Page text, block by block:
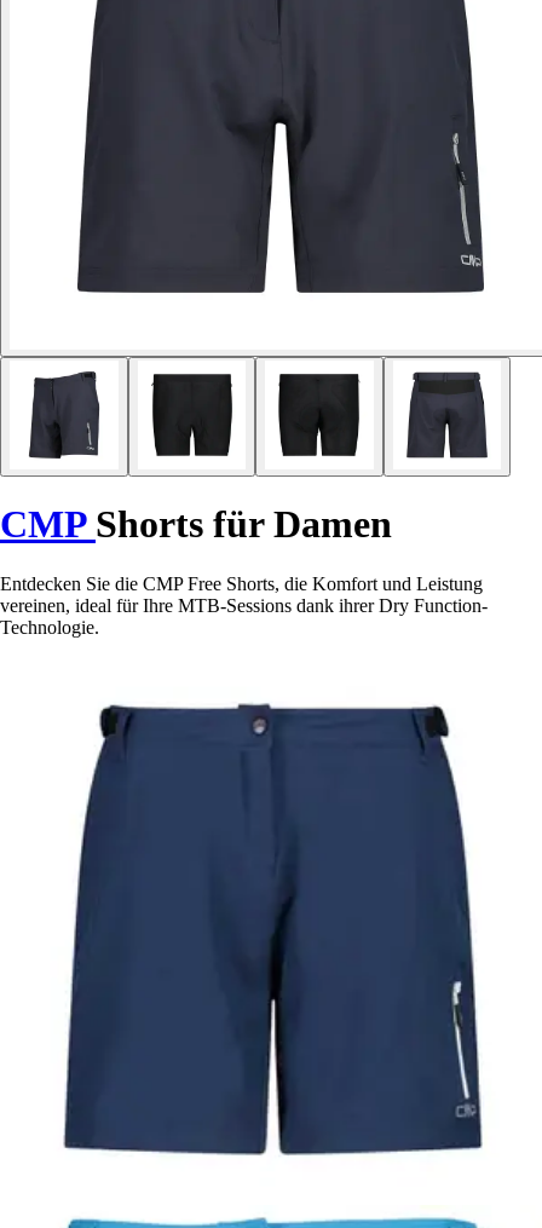
CMP Shorts für Damen
Entdecken Sie die CMP Free Shorts, die Komfort und Leistung
vereinen, ideal für Ihre MTB-Sessions dank ihrer Dry Function-
Technologie.